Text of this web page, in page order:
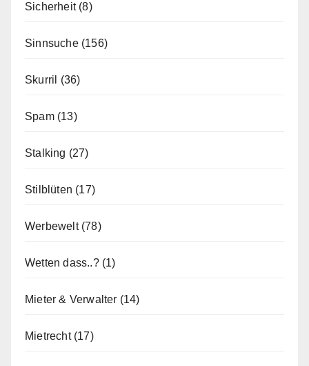
Sicherheit(8)
Sinnsuche(156)
Skurril (36)
Spam(13)
Stalking (27)
Stilblüten (17)
Werbewelt(78)
Wetten dass..?(1)
Mieter & Verwalter (14)
Mietrecht(17)